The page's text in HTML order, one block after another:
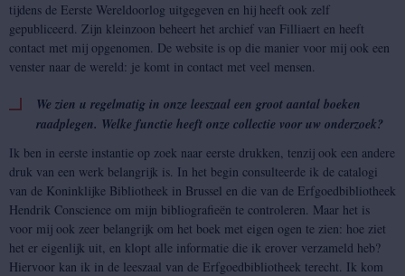
tijdens de Eerste Wereldoorlog uitgegeven en hij heeft ook zelf
gepubliceerd. Zijn kleinzoon beheert het archief van Filliaert en heeft
contact met mij opgenomen. De website is op die manier voor mij ook een
venster naar de wereld: je komt in contact met veel mensen.
We zien u regelmatig in onze leeszaal een groot aantal boeken
raadplegen. Welke functie heeft onze collectie voor uw onderzoek?
Ik ben in eerste instantie op zoek naar eerste drukken, tenzij ook een andere
druk van een werk belangrijk is. In het begin consulteerde ik de catalogi
van de Koninklijke Bibliotheek in Brussel en die van de Erfgoedbibliotheek
Hendrik Conscience om mijn bibliografieën te controleren. Maar het is
voor mij ook zeer belangrijk om het boek met eigen ogen te zien: hoe ziet
het er eigenlijk uit, en klopt alle informatie die ik erover verzameld heb?
Hiervoor kan ik in de leeszaal van de Erfgoedbibliotheek terecht. Ik kom